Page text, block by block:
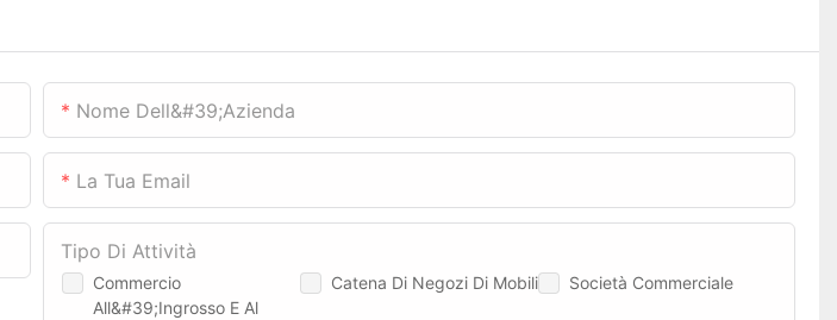
Nome Dell&#39;azienda
La Tua Email
Commercio
All&#39;ingrosso E Al
Catena Di Negozi Di Mobili Società Commerciale
Tipo Di Attività